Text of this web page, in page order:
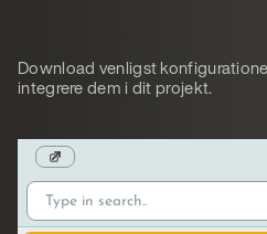
Download venligst
integrere dem i dit projekt.